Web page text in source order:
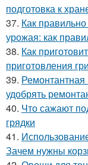
подготовка к
37. Как
урожая: как
38. Как
приготовления
39.
удобрять
40. Что сажают
грядки
41.
Зачем нужны